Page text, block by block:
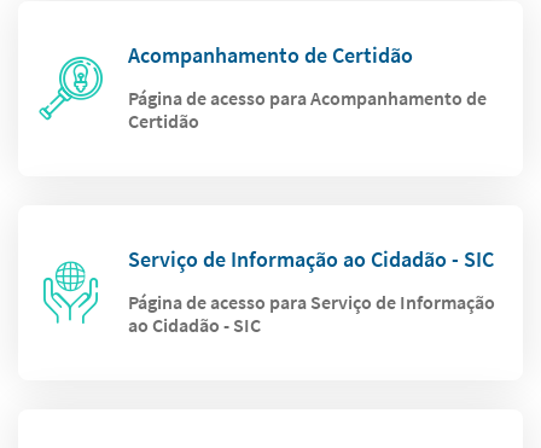
Acompanhamento de Certidão
Página de acesso para Acompanhamento de
Certidão
Serviço de Informação ao Cidadão - SIC
Página de acesso para Serviço de Informação
ao Cidadão - SIC